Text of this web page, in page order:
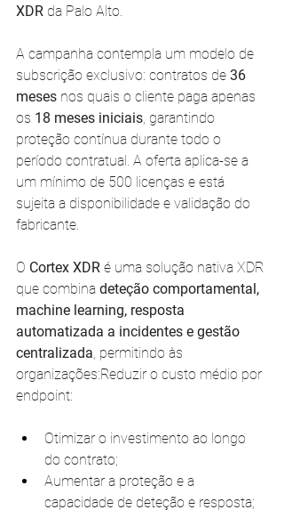
XDR da Palo Alto.
A campanha contempla um modelo de
subscrição exclusivo: contratos de 36
meses nos quais o cliente paga apenas
os 18 meses iniciais, garantindo
proteção contínua durante todo o
período contratual. A oferta aplica-se a
um mínimo de 500 licenças e está
sujeita a disponibilidade e validação do
fabricante.
O Cortex XDR é uma solução nativa XDR
que combina deteção comportamental,
machine learning, resposta
automatizada a incidentes e gestão
centralizada, permitindo às
organizações:Reduzir o custo médio por
endpoint:
Otimizar o investimento ao longo
do contrato;
Aumentar a proteção e a
capacidade de deteção e resposta;